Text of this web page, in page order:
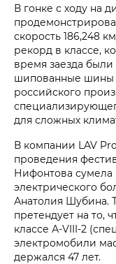
В гонке с ходу на
скорость 186,248
рекорд в классе,
время заезда
шипованные шины
российского
для сложных
В компании LAV
проведения
Нифонтова сумела
электрического
Анатолия Шубина.
претендует на то,
классе А-VIII-2
электромобили
держался 47 лет.